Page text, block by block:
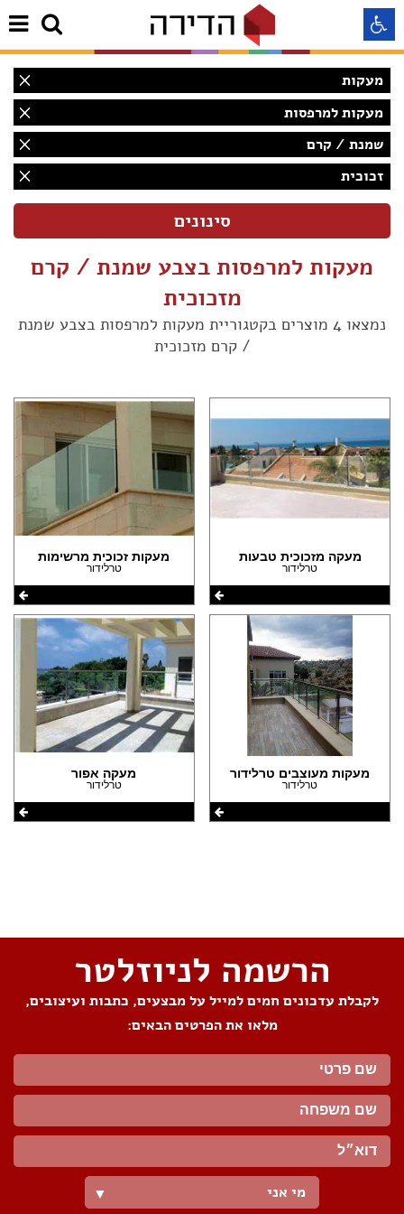
מעקות
מעקות למרפסות
שמנת / קרם
זכוכית
(4)
(2)
מעקות למרפסות בצבע שמנת / קרם
מזכוכית
נמצאו 4 מוצרים בקטגוריית מעקות למרפסות בצבע שמנת
/ קרם מזכוכית
מעקה מזכוכית טבעות
טרלידור
מעקות זכוכית מרשימות
טרלידור
מעקות מעוצבים טרלידור
טרלידור
מעקה אפור
טרלידור
הרשמה לניוזלטר
לקבלת עדכונים חמים למייל על מבצעים, כתבות ועיצובים,
מלאו את הפרטים הבאים:
מי אני ▼
התאמה לקורא מסך
התאמה לעיוורי צבעים
התאמה לכבדי ראיה
תצוגה רגילה